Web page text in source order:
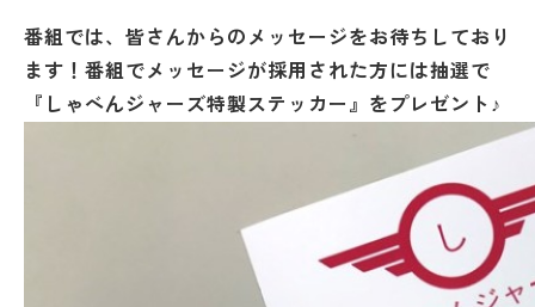
番組では、皆さんからのメッセージをお待ちしており
ます！番組でメッセージが採用された方には抽選で
『しゃべんジャーズ特製ステッカー』をプレゼント♪